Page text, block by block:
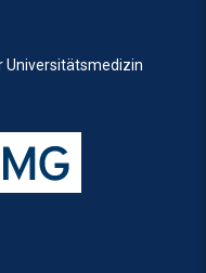
Universitätsmedizin